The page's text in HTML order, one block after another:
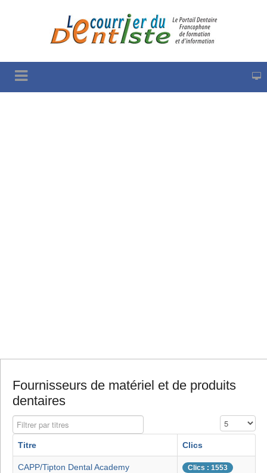
Fournisseurs de matériel et de produits
dentaires
Filtrer par titres Affichage #
Titre Clics
CAPP/Tipton Dental Academy Clics : 1553